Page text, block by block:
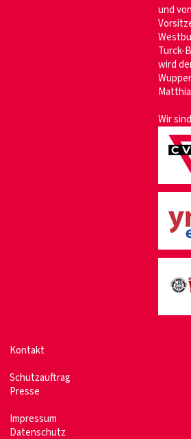
und
Turck-
wird
Wir
Kontakt
Schutzauftrag
Presse
Impressum
Datenschutz